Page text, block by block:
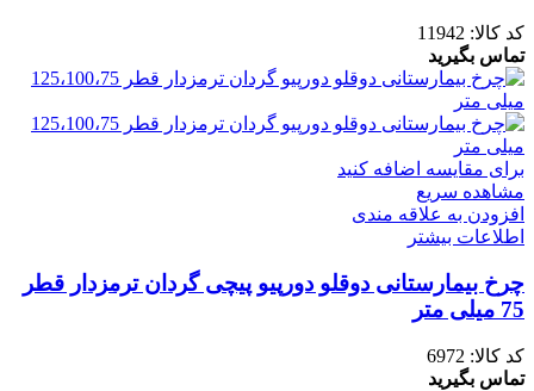
کد کالا: 11942
تماس بگیرید
برای مقایسه اضافه کنید
مشاهده سریع
افزودن به علاقه مندی
اطلاعات بیشتر
چرخ بیمارستانی دوقلو دورپیو پیچی گردان ترمزدار قطر
75 میلی متر
کد کالا: 6972
تماس بگیرید